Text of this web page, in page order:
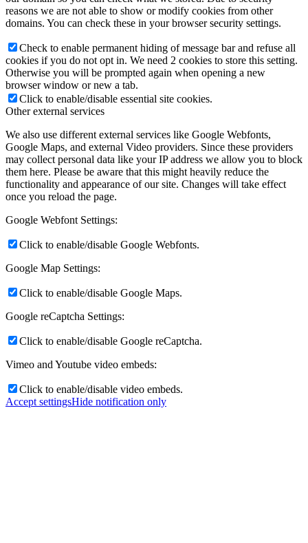
reasons we are not able to show or modify cookies from other
domains. You can check these in your browser security settings.
Check to enable permanent hiding of message bar and refuse all
cookies if you do not opt in. We need 2 cookies to store this setting.
Otherwise you will be prompted again when opening a new
browser window or new a tab.
Click to enable/disable essential site cookies.
Other external services
We also use different external services like Google Webfonts,
Google Maps, and external Video providers. Since these providers
may collect personal data like your IP address we allow you to block
them here. Please be aware that this might heavily reduce the
functionality and appearance of our site. Changes will take effect
once you reload the page.
Google Webfont Settings:
Click to enable/disable Google Webfonts.
Google Map Settings:
Click to enable/disable Google Maps.
Google reCaptcha Settings:
Click to enable/disable Google reCaptcha.
Vimeo and Youtube video embeds:
Click to enable/disable video embeds.
Accept settingsHide notification only